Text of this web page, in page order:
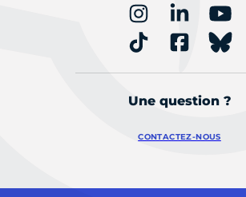
Une question ?
CONTACTEZ-NOUS